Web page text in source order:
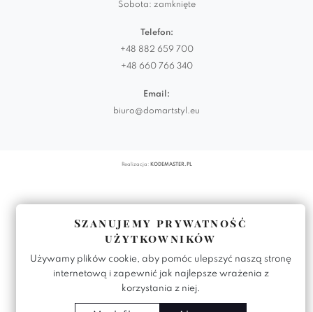
Sobota: zamknięte
Telefon:
+48 882 659 700
+48 660 766 340
Email:
biuro@domartstyl.eu
Realizacja: KODEMASTER.PL
Szanujemy prywatność
użytkowników
Używamy plików cookie, aby pomóc ulepszyć naszą stronę
internetową i zapewnić jak najlepsze wrażenia z
korzystania z niej.